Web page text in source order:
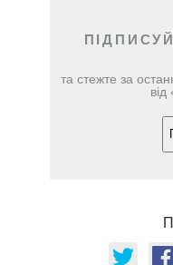
та стежте за
від